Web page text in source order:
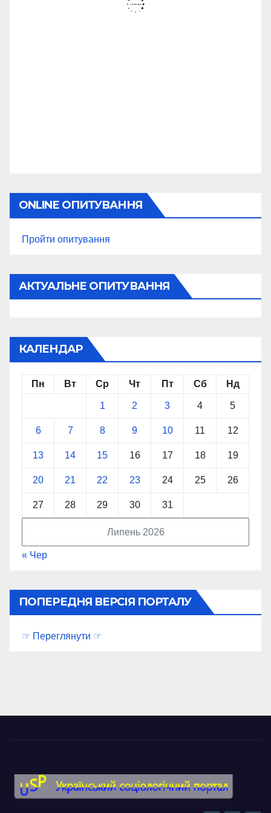
ONLINE ОПИТУВАННЯ
Пройти опитування
АКТУАЛЬНЕ ОПИТУВАННЯ
КАЛЕНДАР
Липень 2026
Пн Вт Ср Чт Пт Сб Нд
1 2 3 4 5
6 7 8 9 10 11 12
13 14 15 16 17 18 19
20 21 22 23 24 25 26
27 28 29 30 31
« Чер
ПОПЕРЕДНЯ ВЕРСІЯ ПОРТАЛУ
☞ Переглянути ☞